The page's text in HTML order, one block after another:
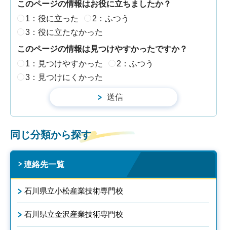
このページの情報はお役に立ちましたか？
1：役に立った
2：ふつう
3：役に立たなかった
このページの情報は見つけやすかったですか？
1：見つけやすかった
2：ふつう
3：見つけにくかった
同じ分類から探す
連絡先一覧
石川県立小松産業技術専門校
石川県立金沢産業技術専門校